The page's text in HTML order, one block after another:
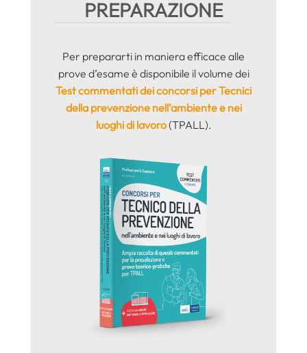
PREPARAZIONE
Per prepararti in maniera efficace alle
prove d’esame è disponibile il volume dei
Test commentati deiconcorsi per Tecnici
della prevenzione nell’ambiente e nei
luoghi di lavoro(TPALL).